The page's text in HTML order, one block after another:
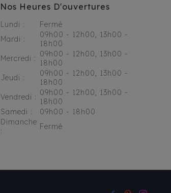
Nos Heures D'ouvertures
Lundi :
Fermé
Mardi :
09h00 - 12h00, 13h00 -
18h00
Mercredi : 09h00 - 12h00, 13h00 -
18h00
Jeudi :
09h00 - 12h00, 13h00 -
18h00
Vendredi : 09h00 - 12h00, 13h00 -
18h00
Samedi :
09h00 - 18h00
Dimanche
:
Fermé